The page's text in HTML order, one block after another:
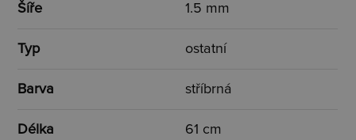
Šíře 1.5 mm
Typ ostatní
Barva stříbrná
Délka 61 cm